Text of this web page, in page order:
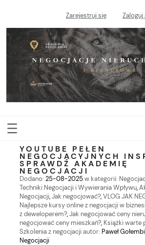
Zarejestruj się Zaloguj
YOUTUBE PEŁEN
NEGOCJACYJNYCH
SPRAWDŹ AKADEMIĘ
NEGOCJACJI
Dodano: 25-08-2025w kategorii:
Techniki Negocjacji i Wywierania Wpływu,
Negocjacji,Jak negocjować?,VLOG JAK
Najlepsze kursy online z negocjacji w
z deweloperem?,Jak negocjować ceny
negocjować ceny mieszkań?, Książki warte
Szkolenia z negocjacji autor: Paweł
Negocjacji